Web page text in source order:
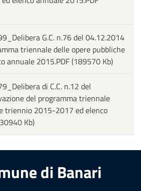
G.C. n.76 del 04.12.2014
triennale delle opere pubbliche
annuale 2015.PDF(189570 Kb)
di C.C. n.12 del
del programma triennale
triennio 2015-2017 ed elenco
Kb)
di Banari